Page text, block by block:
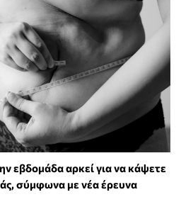
εβδομάδα αρκεί για να κάψετε
σύμφωνα με νέα έρευνα